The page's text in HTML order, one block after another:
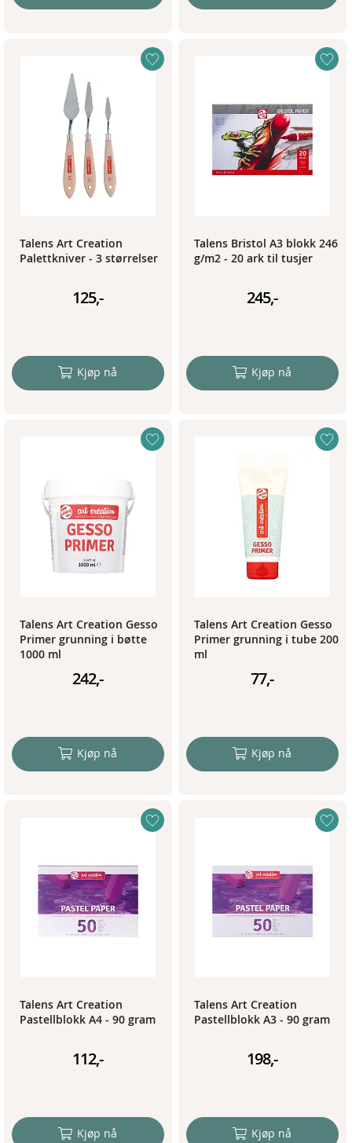
Talens Art Creation
Palettkniver - 3 størrelser
125,-
Kjøp nå
Talens Bristol A3 blokk 246
g/m2 - 20 ark til tusjer
245,-
Kjøp nå
Talens Art Creation Gesso
Primer grunning i bøtte
1000 ml
242,-
Kjøp nå
Talens Art Creation Gesso
Primer grunning i tube 200
ml
77,-
Kjøp nå
Talens Art Creation
Pastellblokk A4 - 90 gram
112,-
Kjøp nå
Talens Art Creation
Pastellblokk A3 - 90 gram
198,-
Kjøp nå